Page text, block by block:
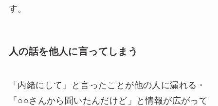
す。
人の話を他人に言ってしまう
「内緒にして」と言ったことが他の人に漏れる・
「○○さんから聞いたんだけど」と情報が広がって